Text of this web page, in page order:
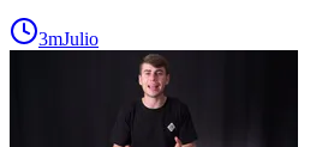
3mJulio